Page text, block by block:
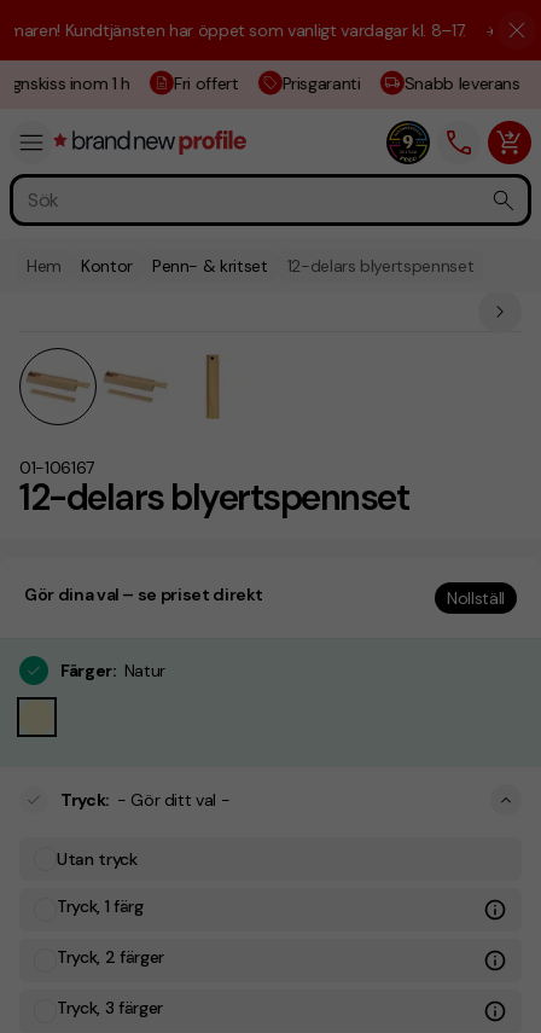
Kundtjänsten har öppet som vanligt vardagar kl. 8–17. ☀️ Vi är
inom 1 h Fri offert Prisgaranti Snabb leverans
Hem Kontor Penn- & kritset 12-delars blyertspennset
12-delars blyertspennset
01-106167
Gör dina val – se priset direkt Nollställ
Färger: Natur
Tryck: - Gör ditt val -
Utan tryck
Tryck, 1 färg
Tryck, 2 färger
Tryck, 3 färger